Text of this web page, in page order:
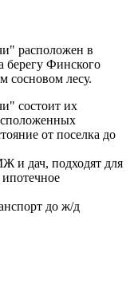
расположен в
берегу Финского
сосновом лесу.
состоит их
от поселка до
и дач, подходят для
до ж/д